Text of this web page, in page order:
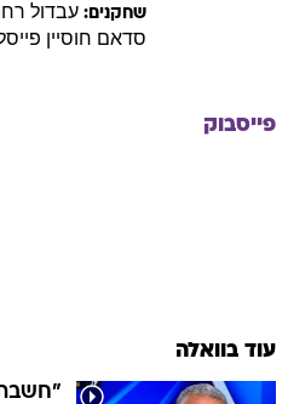
שחקנים: עבדול
סדאם חוסיין
פייסבוק
עוד בוואלה